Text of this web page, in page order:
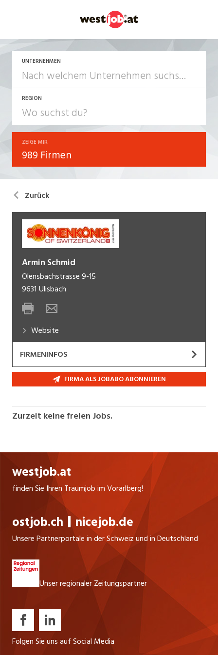
UNTERNEHMEN
REGION
ZEIGE MIR
989 Firmen
Zurück
Armin Schmid
Olensbachstrasse 9-15
9631 Ulisbach
Website
FIRMENINFOS
Die imposante Erfolgsgeschichte begann 1957
mit schlichten Infrarotheizungen. Jahr um Jahr
sind heute eine der führenden Handelsfirmen in
FIRMA ALS JOBABO ABONNIEREN
Zurzeit keine freien Jobs.
westjob.at
finden Sie Ihren Traumjob im Vorarlberg!
ostjob.ch nicejob.de
Unsere Partnerportale in der Schweiz und in Deutschland
Unser regionaler Zeitungspartner
Folgen Sie uns auf Social Media